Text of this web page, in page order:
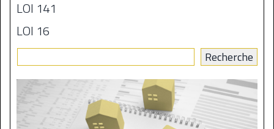
LOI 141
LOI 16